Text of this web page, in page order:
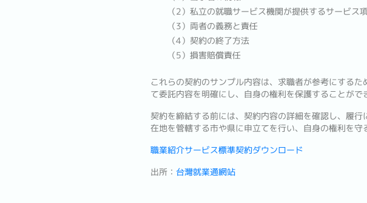
（2）私立の就職サービス機関が提供するサービス
（3）両者の義務と責任
（4）契約の終了方法
（5）損害賠償責任
これらの契約のサンプル内容は、求職者が参考にする
て委託内容を明確にし、自身の権利を保護することがで
契約を締結する前には、契約内容の詳細を確認し、履
在地を管轄する市や県に申立てを行い、自身の権利を守
職業紹介サービス標準契約ダウンロード
出所： 台灣就業通網站